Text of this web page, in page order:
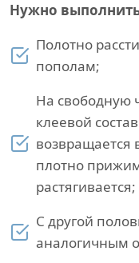
Нужно
Полотно
пополам;
На свободную
клеевой
возвращается
плотно
растягивается;
С другой
аналогичным